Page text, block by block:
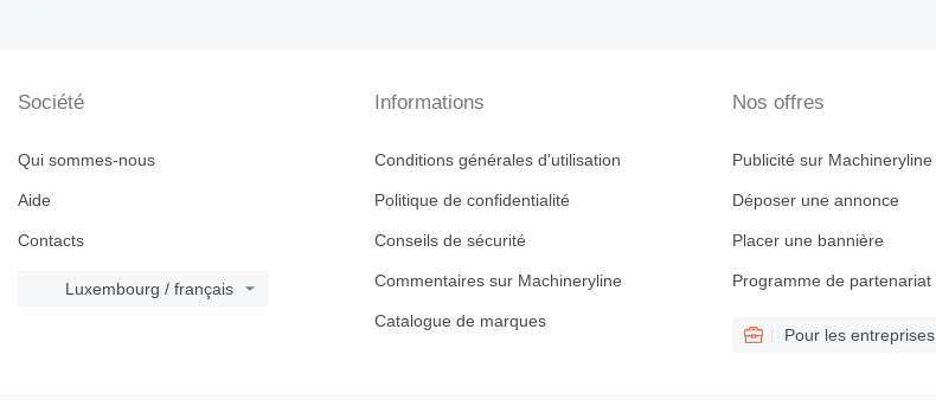
Société
Qui sommes-nous
Aide
Contacts
Luxembourg / français
Informations
Conditions générales d'utilisation
Politique de confidentialité
Conseils de sécurité
Commentaires sur Machineryline
Catalogue de marques
Nos offres
Publicité sur Machineryline
Déposer une annonce
Placer une bannière
Programme de partenariat
Pour les entreprises